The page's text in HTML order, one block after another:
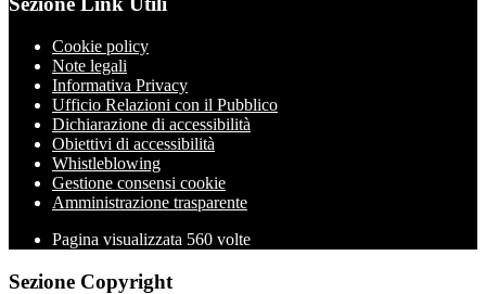
Cookie policy
Note legali
Informativa Privacy
Ufficio Relazioni con il Pubblico
Dichiarazione di accessibilità
Obiettivi di accessibilità
Whistleblowing
Gestione consensi cookie
Amministrazione trasparente
Pagina visualizzata 560 volte
Sezione Copyright